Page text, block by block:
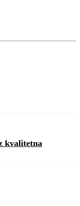
kvalitetna